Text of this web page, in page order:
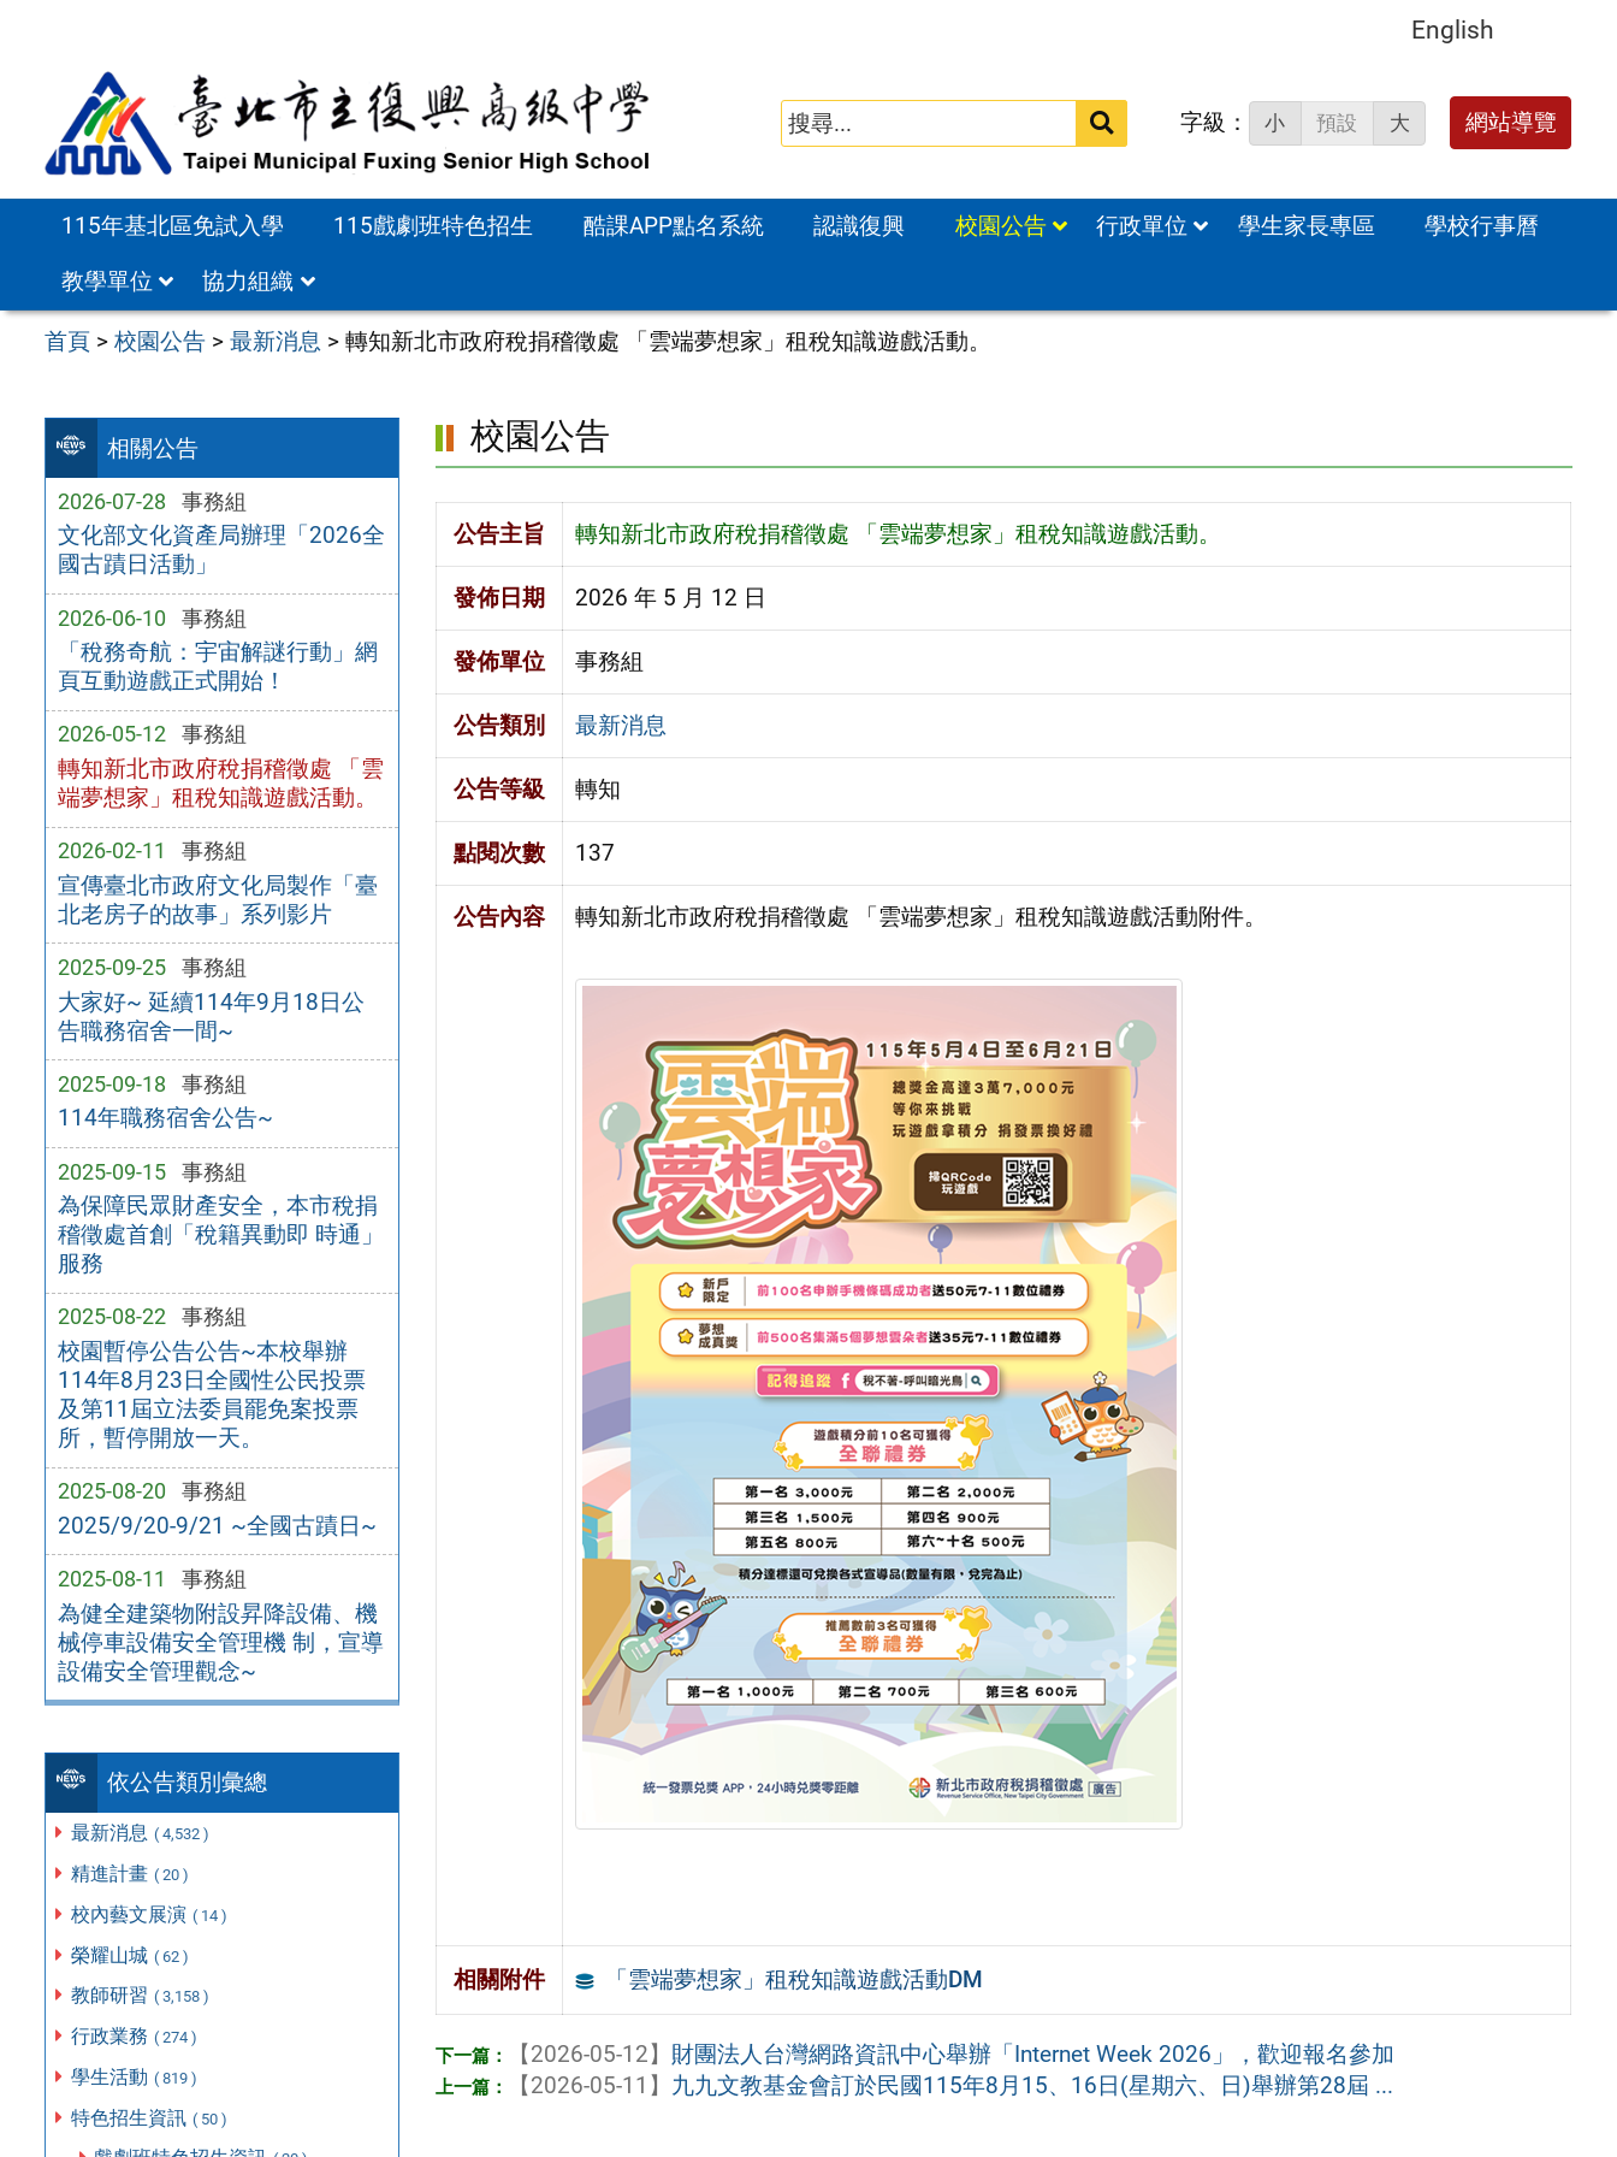
English
搜
字級： 小 預設 大 網站導覽
115年基北區免試入學 115戲劇班特色招生 酷課APP點名系統 認識復興 校園公告 行政單位 學生家長專區
學校行事曆
教學單位
協力組織
首頁 >校園公告 >最新消息 >轉知新北市政府稅捐稽徵處 「雲端夢想家」租稅知識遊戲活動。
相關公告
2026-07-28 事務組
文化部文化資產局辦理「2026全
國古蹟日活動」
2026-06-10 事務組
「稅務奇航：宇宙解謎行動」網
頁互動遊戲正式開始！
2026-05-12 事務組
轉知新北市政府稅捐稽徵處 「雲
端夢想家」租稅知識遊戲活動。
2026-02-11 事務組
宣傳臺北市政府文化局製作「臺
北老房子的故事」系列影片
2025-09-25 事務組
大家好~ 延續114年9月18日公
告職務宿舍一間~
2025-09-18 事務組
114年職務宿舍公告~
2025-09-15 事務組
為保障民眾財產安全，本市稅捐
稽徵處首創「稅籍異動即 時通」
服務
2025-08-22 事務組
校園暫停公告公告~本校舉辦
114年8月23日全國性公民投票
及第11屆立法委員罷免案投票
所，暫停開放一天。
2025-08-20 事務組
2025/9/20-9/21 ~全國古蹟日~
2025-08-11 事務組
為健全建築物附設昇降設備、機
械停車設備安全管理機 制，宣導
設備安全管理觀念~
依公告類別彙總
最新消息 ( 4,532 )
精進計畫 ( 20 )
校內藝文展演 ( 14 )
榮耀山城 ( 62 )
教師研習 ( 3,158 )
行政業務 ( 274 )
學生活動 ( 819 )
特色招生資訊 ( 50 )
校園公告
公告主旨 轉知新北市政府稅捐稽徵處 「雲端夢想家」租稅知識遊戲活動。
發佈日期 2026 年 5 月 12 日
發佈單位 事務組
公告類別 最新消息
公告等級 轉知
點閱次數 137
公告內容 轉知新北市政府稅捐稽徵處 「雲端夢想家」租稅知識遊戲活動附件。
相關附件 「雲端夢想家」租稅知識遊戲活動DM
【2026-05-12】 財團法人台灣網路資訊中心舉辦「Internet Week 2026」，歡迎報名參加
【2026-05-11】 九九文教基金會訂於民國115年8月15、16日(星期六、日)舉辦第28屆 ...